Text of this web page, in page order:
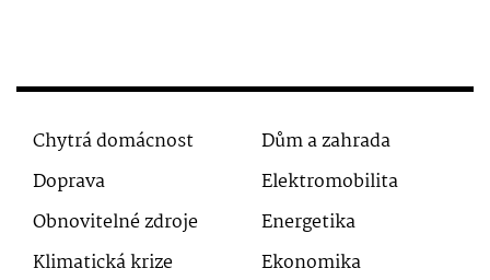
Chytrá domácnost
Dům a zahrada
Doprava
Elektromobilita
Obnovitelné zdroje
Energetika
Klimatická krize
Ekonomika